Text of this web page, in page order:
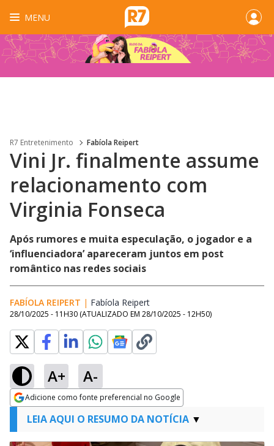
MENU
R7 Entretenimento Fabíola Reipert
Vini Jr. finalmente assume
relacionamento com
Virginia Fonseca
Após rumores e muita especulação, o jogador e a
‘influenciadora’ apareceram juntos em post
romântico nas redes sociais
FABÍOLA REIPERT | Fabíola Reipert
28/10/2025 - 11H30 (ATUALIZADO EM 28/10/2025 - 12H50)
A+ A-
Adicione como fonte preferencial no Google
Opens in new window
LEIA AQUI O RESUMO DA NOTÍCIA